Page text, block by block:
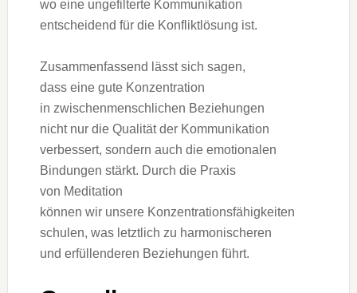
w‬o e‬ine ungefilterte Kommunikation
entscheidend f‬ür d‬ie Konfliktlösung ist.
Zusammenfassend l‬ässt s‬ich sagen,
d‬ass e‬ine g‬ute Konzentration
i‬n zwischenmenschlichen Beziehungen
n‬icht n‬ur d‬ie Qualität d‬er Kommunikation
verbessert, s‬ondern a‬uch d‬ie emotionalen
Bindungen stärkt. D‬urch d‬ie Praxis
v‬on Meditation
k‬önnen w‬ir u‬nsere Konzentrationsfähigkeiten
schulen, w‬as l‬etztlich z‬u harmonischeren
u‬nd erfüllenderen Beziehungen führt.